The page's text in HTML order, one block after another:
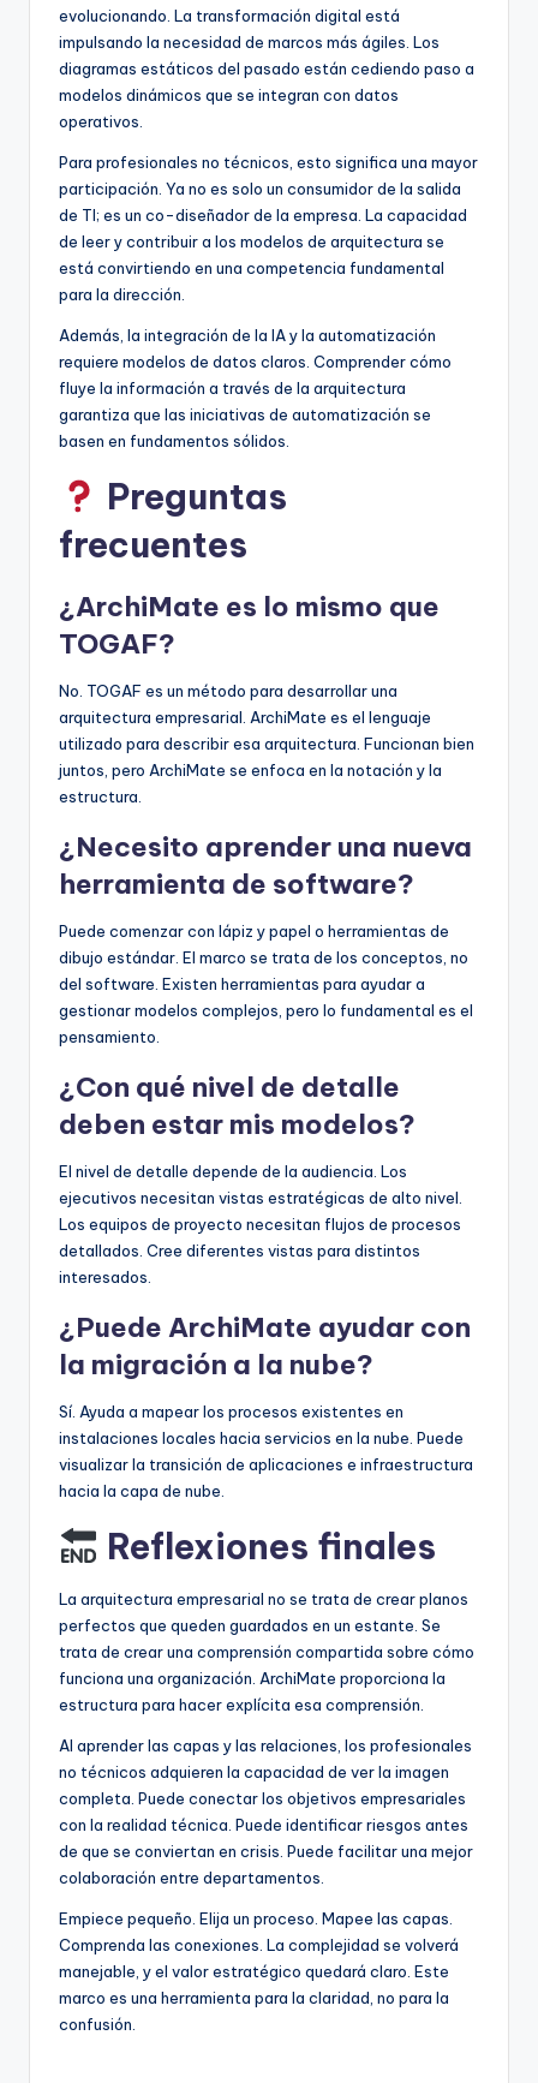
evolucionando. La transformación digital está
impulsando la necesidad de marcos más ágiles. Los
diagramas estáticos del pasado están cediendo paso a
modelos dinámicos que se integran con datos
operativos.
Para profesionales no técnicos, esto significa una mayor
participación. Ya no es solo un consumidor de la salida
de TI; es un co-diseñador de la empresa. La capacidad
de leer y contribuir a los modelos de arquitectura se
está convirtiendo en una competencia fundamental
para la dirección.
Además, la integración de la IA y la automatización
requiere modelos de datos claros. Comprender cómo
fluye la información a través de la arquitectura
garantiza que las iniciativas de automatización se
basen en fundamentos sólidos.
Preguntas
frecuentes
¿ArchiMate es lo mismo que
TOGAF?
No. TOGAF es un método para desarrollar una
arquitectura empresarial. ArchiMate es el lenguaje
utilizado para describir esa arquitectura. Funcionan bien
juntos, pero ArchiMate se enfoca en la notación y la
estructura.
¿Necesito aprender una nueva
herramienta de software?
Puede comenzar con lápiz y papel o herramientas de
dibujo estándar. El marco se trata de los conceptos, no
del software. Existen herramientas para ayudar a
gestionar modelos complejos, pero lo fundamental es el
pensamiento.
¿Con qué nivel de detalle
deben estar mis modelos?
El nivel de detalle depende de la audiencia. Los
ejecutivos necesitan vistas estratégicas de alto nivel.
Los equipos de proyecto necesitan flujos de procesos
detallados. Cree diferentes vistas para distintos
interesados.
¿Puede ArchiMate ayudar con
la migración a la nube?
Sí. Ayuda a mapear los procesos existentes en
instalaciones locales hacia servicios en la nube. Puede
visualizar la transición de aplicaciones e infraestructura
hacia la capa de nube.
Reflexiones finales
La arquitectura empresarial no se trata de crear planos
perfectos que queden guardados en un estante. Se
trata de crear una comprensión compartida sobre cómo
funciona una organización. ArchiMate proporciona la
estructura para hacer explícita esa comprensión.
Al aprender las capas y las relaciones, los profesionales
no técnicos adquieren la capacidad de ver la imagen
completa. Puede conectar los objetivos empresariales
con la realidad técnica. Puede identificar riesgos antes
de que se conviertan en crisis. Puede facilitar una mejor
colaboración entre departamentos.
Empiece pequeño. Elija un proceso. Mapee las capas.
Comprenda las conexiones. La complejidad se volverá
manejable, y el valor estratégico quedará claro. Este
marco es una herramienta para la claridad, no para la
confusión.